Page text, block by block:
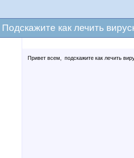
Подскажите как лечить
Привет всем, подскажите как лечить